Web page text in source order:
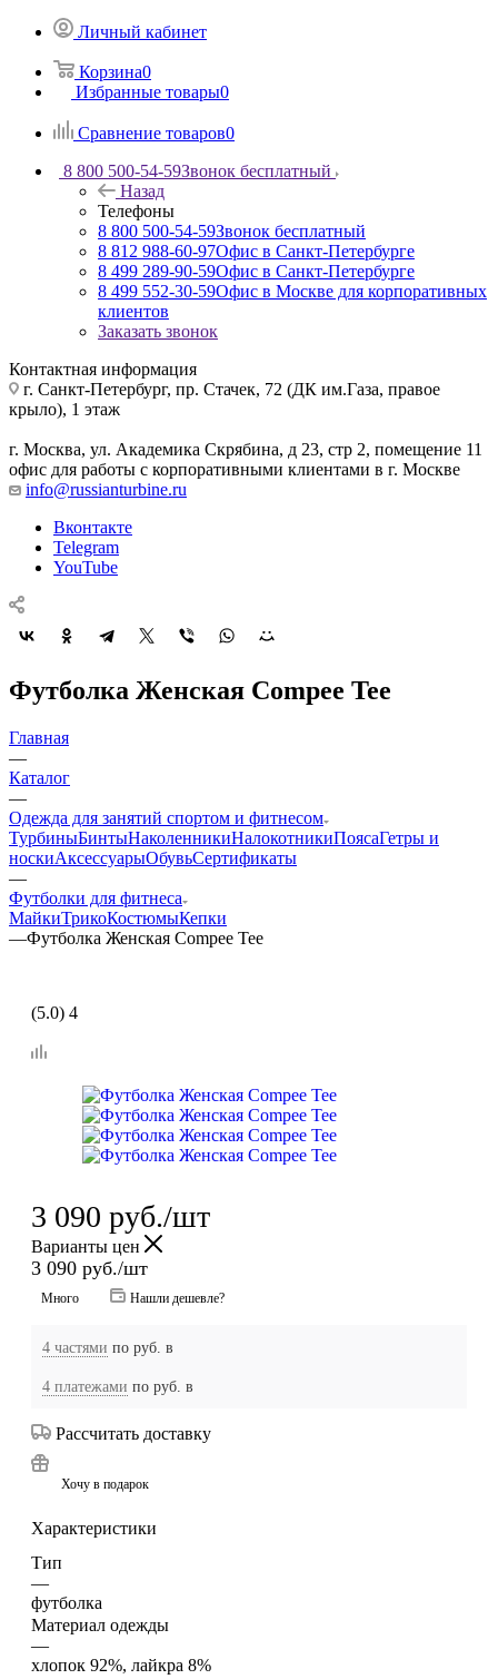
Личный кабинет
Корзина0
Избранные товары0
Сравнение товаров0
8 800 500-54-59Звонок бесплатный
Назад
Телефоны
8 800 500-54-59Звонок бесплатный
8 812 988-60-97Офис в Санкт-Петербурге
8 499 289-90-59Офис в Санкт-Петербурге
8 499 552-30-59Офис в Москве для корпоративных
клиентов
Заказать звонок
Контактная информация
г. Санкт-Петербург, пр. Стачек, 72 (ДК им.Газа, правое
крыло), 1 этаж
г. Москва, ул. Академика Скрябина, д 23, стр 2, помещение 11
офис для работы с корпоративными клиентами в г. Москве
info@russianturbine.ru
Вконтакте
Telegram
YouTube
Футболка Женская Compee Tee
Главная
—
Каталог
—
Одежда для занятий спортом и фитнесом
ТурбиныБинтыНаколенникиНалокотникиПоясаГетры и
носкиАксессуарыОбувьСертификаты
—
Футболки для фитнеса
МайкиТрикоКостюмыКепки
—Футболка Женская Compee Tee
(5.0) 4
3 090 руб./шт
Варианты цен
3 090 руб./шт
Много Нашли дешевле?
4 частями по руб. в
4 платежами по руб. в
Рассчитать доставку
Хочу в подарок
Характеристики
Тип
—
футболка
Материал одежды
—
хлопок 92%, лайкра 8%